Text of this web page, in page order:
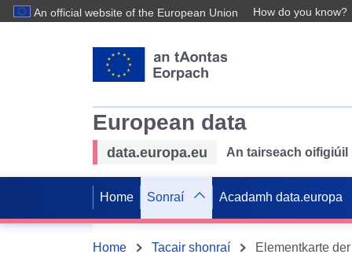
An official website of the European Union How do you know?
European data
data.europa.eu An tairseach
Home Sonraí Acadamh data.europa
Home Tacair shonraí